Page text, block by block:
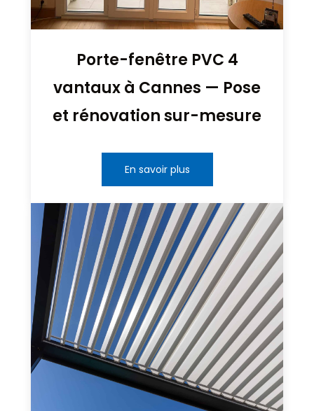
Porte-fenêtre PVC 4
vantaux à Cannes — Pose
et rénovation sur-mesure
En savoir plus